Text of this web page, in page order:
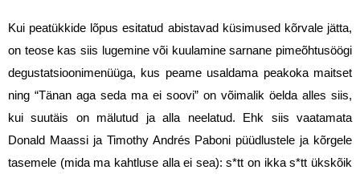
Kui peatükkide lõpus esitatud abistavad küsimused kõrvale jätta,
on teose kas siis lugemine või kuulamine sarnane pimeõhtusöögi
degustatsioonimenüüga, kus peame usaldama peakoka maitset
ning “Tänan aga seda ma ei soovi” on võimalik öelda alles siis,
kui suutäis on mälutud ja alla neelatud. Ehk siis vaatamata
Donald Maassi ja Timothy Andrés Paboni püüdlustele ja kõrgele
tasemele (mida ma kahtluse alla ei sea): s*tt on ikka s*tt ükskõik